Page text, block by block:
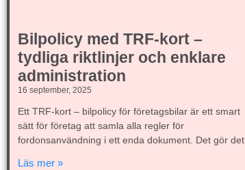
Bilpolicy med TRF-kort –
tydliga riktlinjer och enklare
administration
16 september, 2025
Ett TRF-kort – bilpolicy för företagsbilar är ett smart
sätt för företag att samla alla regler för
fordonsanvändning i ett enda dokument. Det gör det
Läs mer »